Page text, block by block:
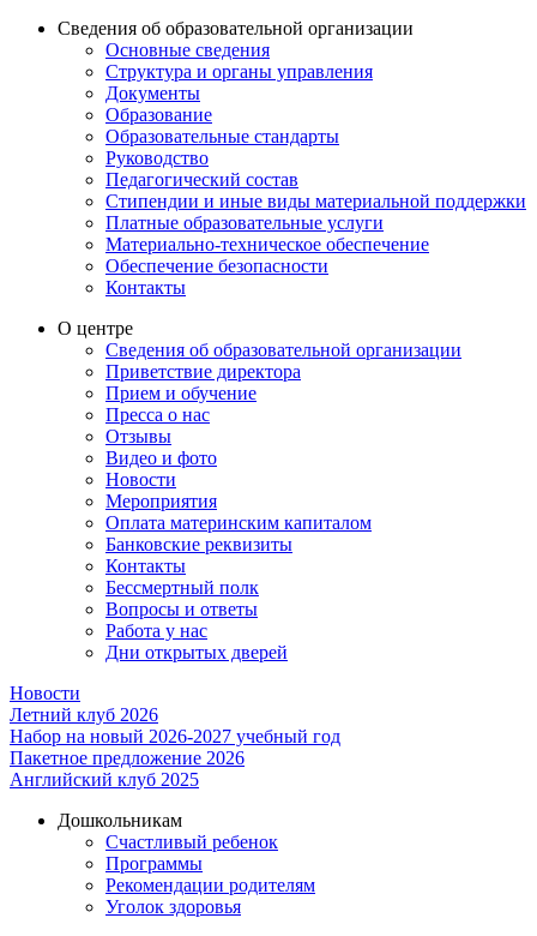
Сведения об образовательной организации
Основные сведения
Структура и органы управления
Документы
Образование
Образовательные стандарты
Руководство
Педагогический состав
Стипендии и иные виды материальной поддержки
Платные образовательные услуги
Материально-техническое обеспечение
Обеспечение безопасности
Контакты
О центре
Сведения об образовательной организации
Приветствие директора
Прием и обучение
Пресса о нас
Отзывы
Видео и фото
Новости
Мероприятия
Оплата материнским капиталом
Банковские реквизиты
Контакты
Бессмертный полк
Вопросы и ответы
Работа у нас
Дни открытых дверей
Новости
Летний клуб 2026
Набор на новый 2026-2027 учебный год
Пакетное предложение 2026
Английский клуб 2025
Дошкольникам
Счастливый ребенок
Программы
Рекомендации родителям
Уголок здоровья